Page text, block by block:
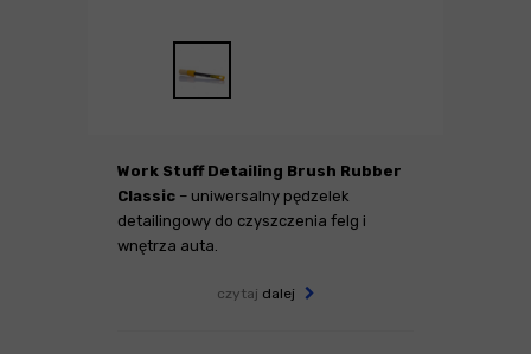
Work Stuff Detailing Brush Rubber
Classic – uniwersalny pędzelek
detailingowy do czyszczenia felg i
wnętrza auta.
czytaj dalej